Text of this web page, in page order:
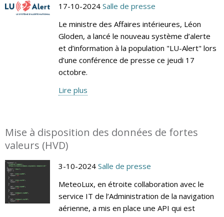
17-10-2024 Salle de presse
Le ministre des Affaires intérieures, Léon
Gloden, a lancé le nouveau système d’alerte
et d’information à la population "LU-Alert" lors
d’une conférence de presse ce jeudi 17
octobre.
Lire plus
Mise à disposition des données de fortes
valeurs (HVD)
3-10-2024 Salle de presse
MeteoLux, en étroite collaboration avec le
service IT de l’Administration de la navigation
aérienne, a mis en place une API qui est